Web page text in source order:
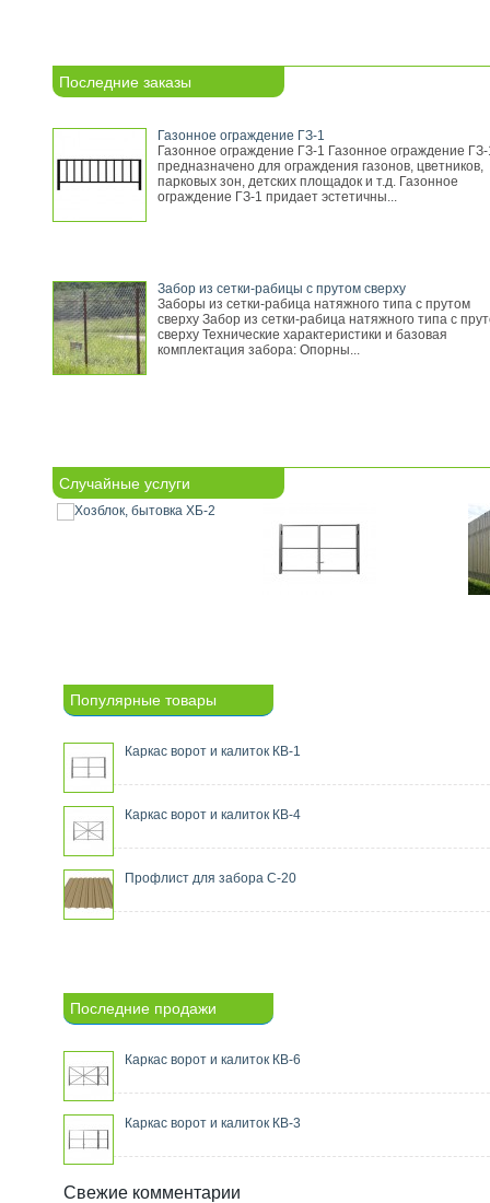
Последние заказы
Газонное ограждение ГЗ-1
Газонное ограждение ГЗ-1 Газонное ограждение
предназначено для ограждения газонов, цветников,
парковых зон, детских площадок и т.д. Газонное
ограждение ГЗ-1 придает эстетичны...
Забор из сетки-рабицы с прутом сверху
Заборы из сетки-рабица натяжного типа с прутом
сверху Забор из сетки-рабица натяжного типа с
сверху Технические характеристики и базовая
комплектация забора: Опорны...
Случайные услуги
Популярные товары
Каркас ворот и калиток КВ-1
Каркас ворот и калиток КВ-4
Профлист для забора С-20
Последние продажи
Каркас ворот и калиток КВ-6
Каркас ворот и калиток КВ-3
Свежие комментарии